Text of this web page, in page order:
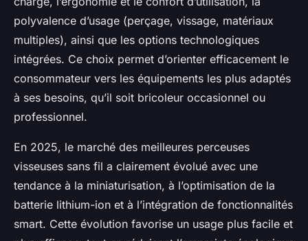
polyvalence d’usage (perçage, vissage, matériaux
multiples), ainsi que les options technologiques
intégrées. Ce choix permet d’orienter efficacement le
consommateur vers les équipements les plus adaptés
à ses besoins, qu’il soit bricoleur occasionnel ou
professionnel.
En 2025, le marché des meilleures perceuses
visseuses sans fil a clairement évolué avec une
tendance à la miniaturisation, à l’optimisation de la
batterie lithium-ion et à l’intégration de fonctionnalités
smart. Cette évolution favorise un usage plus facile et